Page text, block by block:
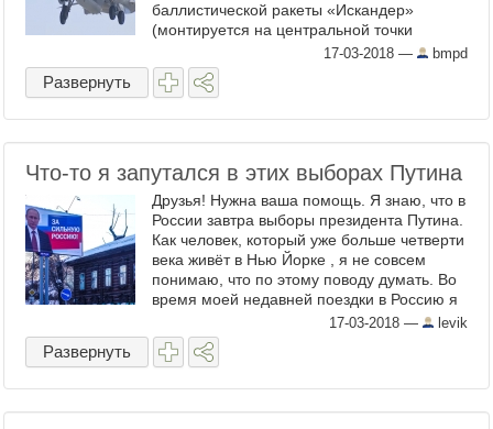
баллистической ракеты «Искандер»
(монтируется на центральной точки
подвески) закончена. На видеоролике,
показанном президентом, виден ...
17-03-2018 — bmpd
Развернуть
Что-то я запутался в этих выборах Путина
Друзья! Нужна ваша помощь. Я знаю, что в
России завтра выборы президента Путина.
Как человек, который уже больше четверти
века живёт в Нью Йорке , я не совсем
понимаю, что по этому поводу думать. Во
время моей недавней поездки в Россию я
видел довольно много агитационной
рекламы. В ...
17-03-2018 — levik
Развернуть